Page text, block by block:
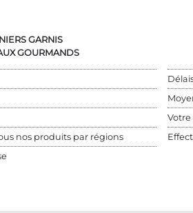
GARNIS
GOURMANDS
nos produits par régions